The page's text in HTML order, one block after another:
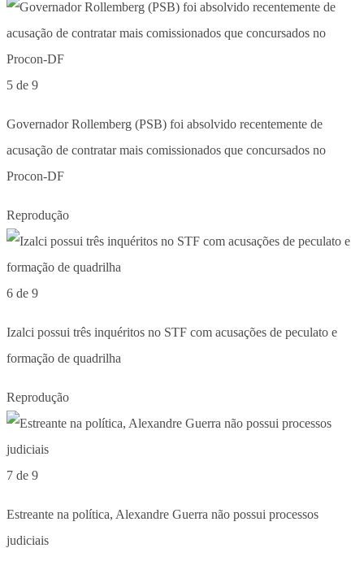
5 de 9
Governador Rollemberg (PSB) foi absolvido recentemente de
acusação de contratar mais comissionados que concursados no
Procon-DF
Reprodução
6 de 9
Izalci possui três inquéritos no STF com acusações de peculato e
formação de quadrilha
Reprodução
7 de 9
Estreante na política, Alexandre Guerra não possui processos
judiciais